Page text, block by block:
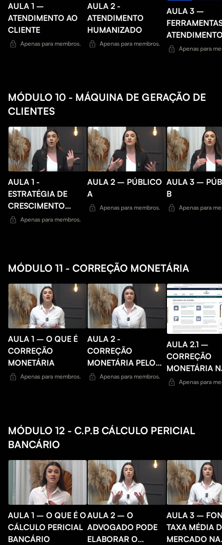
AULA 1 –
ATENDIMENTO AO
CLIENTE
Apenas para membros.
AULA 2 -
ATENDIMENTO
HUMANIZADO
Apenas para membros.
AULA 3 –
CLIENTE
Apenas para
MÓDULO 10 - MÁQUINA DE GERAÇÃO DE
CLIENTES
AULA 1 -
ESTRATÉGIA DE
CRESCIMENTO
SEGMENTANDO
Apenas para membros.
AULA 2 – PÚBLICO
A
Apenas para membros.
AULA 3 –
B
Apenas para
MÓDULO 11 - CORREÇÃO MONETÁRIA
AULA 1 – O QUE É
CORREÇÃO
MONETÁRIA
Apenas para membros.
AULA 2 -
CORREÇÃO
MONETÁRIA PELO
BACEN
Apenas para membros.
AULA 2.1 –
CORREÇÃO
MONETÁRIA
PRÁTICA PELO
Apenas para
MÓDULO 12 - C.P.B CÁLCULO PERICIAL
BANCÁRIO
AULA 1 – O QUE É O
CÁLCULO PERICIAL
BANCÁRIO
AULA 2 – O
ADVOGADO PODE
ELABORAR O
AULA 3 –
TAXA MÉDIA
MERCADO NA